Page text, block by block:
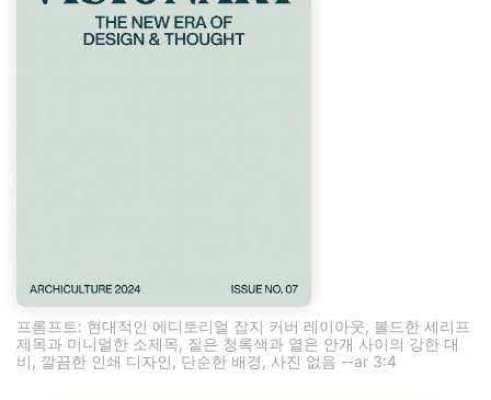
프롬프트: 현대적인 에디토리얼 잡지 커버 레이아웃, 볼드한 세리프
제목과 미니멀한 소제목, 짙은 청록색과 옅은 안개 사이의 강한 대
비, 깔끔한 인쇄 디자인, 단순한 배경, 사진 없음 --ar 3:4